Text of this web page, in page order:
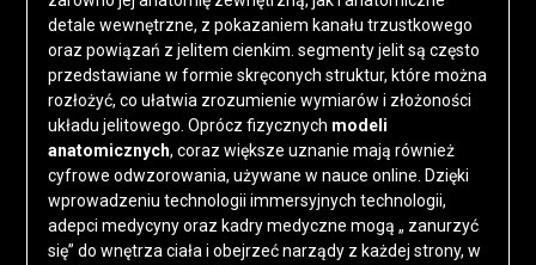
detale wewnętrzne, z pokazaniem kanału trzustkowego
oraz powiązań z jelitem cienkim. segmenty jelit są często
przedstawiane w formie skręconych struktur, które można
rozłożyć, co ułatwia zrozumienie wymiarów i złożoności
układu jelitowego. Oprócz fizycznych modeli
anatomicznych, coraz większe uznanie mają również
cyfrowe odwzorowania, używane w nauce online. Dzięki
wprowadzeniu technologii immersyjnych technologii,
adepci medycyny oraz kadry medyczne mogą „ zanurzyć
się” do wnętrza ciała i obejrzeć narządy z każdej strony, w